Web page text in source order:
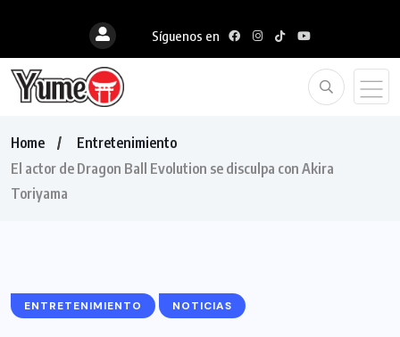
Síguenos en
Home
Entretenimiento
El actor de Dragon Ball Evolution se disculpa con Akira
Toriyama
ENTRETENIMIENTO NOTICIAS